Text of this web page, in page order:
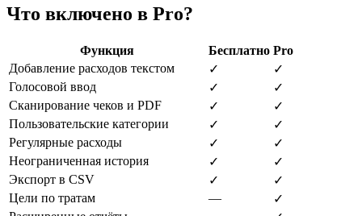
Что включено в Pro?
Функция Бесплатно Pro
Добавление расходов текстом
✓
✓
Голосовой ввод
✓
✓
Сканирование чеков и PDF
✓
✓
Пользовательские категории
✓
✓
Регулярные расходы
✓
✓
Неограниченная история
✓
✓
Экспорт в CSV
✓
✓
Цели по тратам
—
✓